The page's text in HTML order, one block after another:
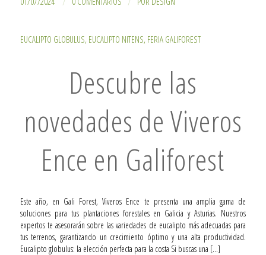
EUCALIPTO GLOBULUS, EUCALIPTO NITENS, FERIA GALIFOREST
Descubre las
novedades de Viveros
Ence en Galiforest
Este año, en Gali Forest, Viveros Ence te presenta una amplia gama de
soluciones para tus plantaciones forestales en Galicia y Asturias. Nuestros
expertos te asesorarán sobre las variedades de eucalipto más adecuadas para
tus terrenos, garantizando un crecimiento óptimo y una alta productividad.
Eucalipto globulus: la elección perfecta para la costa Si buscas una […]